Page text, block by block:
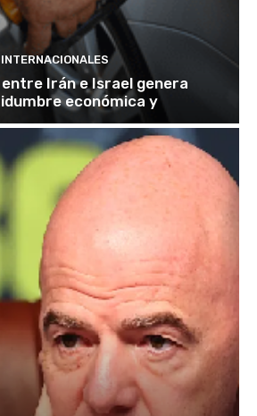
INTERNACIONALES
Irán e Israel genera
económica y